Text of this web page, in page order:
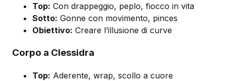
Top: Con drappeggio, peplo, fiocco in vita
Sotto: Gonne con movimento, pinces
Obiettivo: Creare l’illusione di curve
Corpo a Clessidra
Top: Aderente, wrap, scollo a cuore